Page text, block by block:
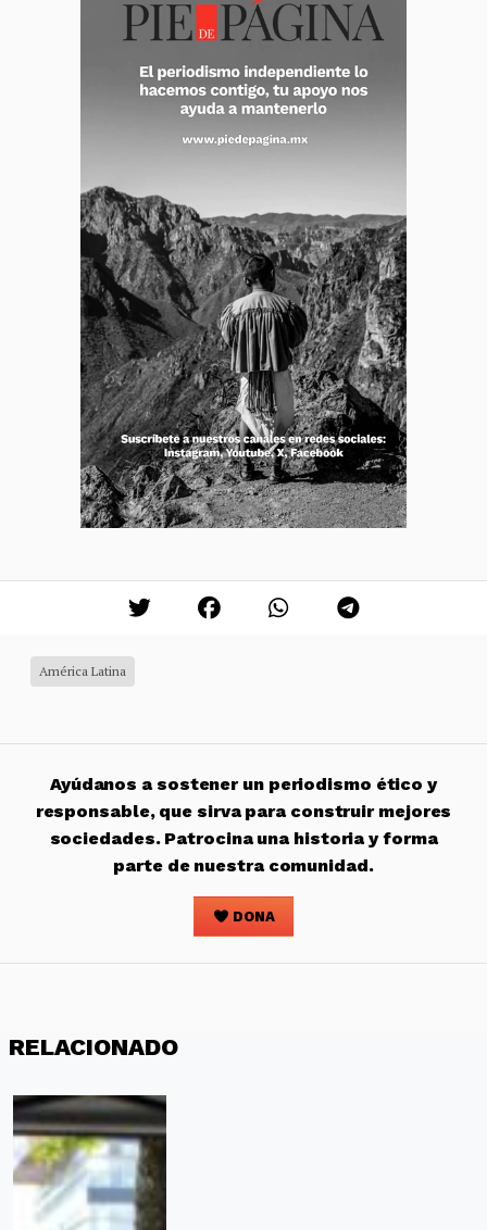
América Latina
Ayúdanos a sostener un periodismo ético y
responsable, que sirva para construir mejores
sociedades. Patrocina una historia y forma
parte de nuestra comunidad.
DONA
RELACIONADO